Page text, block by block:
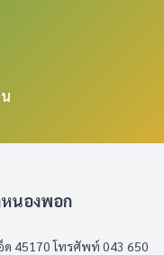
นองพอก
45170 โทรศัพท์ 043 650